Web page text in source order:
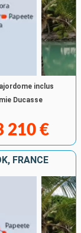
inclus
Ducasse
210 €
FRANCE